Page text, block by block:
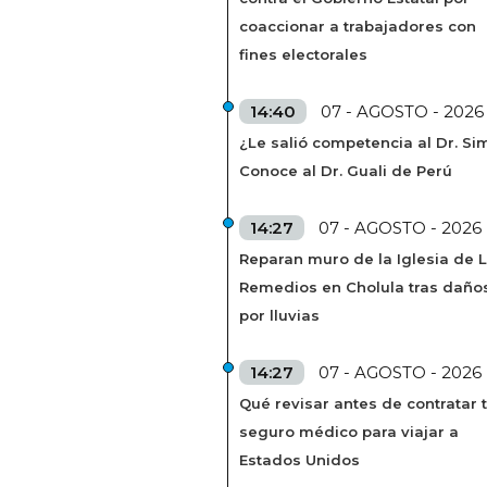
coaccionar a trabajadores con
fines electorales
14:40 07 - AGOSTO - 2026
¿Le salió competencia al Dr.
Conoce al Dr. Guali de Perú
14:27 07 - AGOSTO - 2026
Reparan muro de la Iglesia de
Remedios en Cholula tras
por lluvias
14:27 07 - AGOSTO - 2026
Qué revisar antes de contratar
seguro médico para viajar a
Estados Unidos